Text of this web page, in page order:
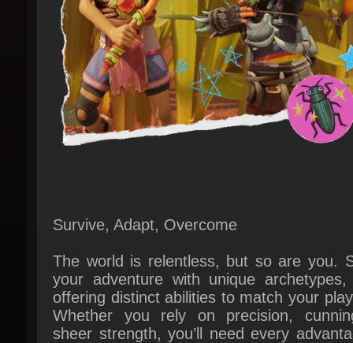
your adventure with unique archetypes,
Whether you rely on precision,
sheer strength, you’ll need every
survive against the threats lurking in the